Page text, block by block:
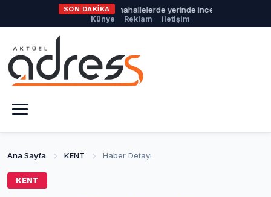
SON DAKİKA
Belediyesi’nden mahallelerde yerinde inceleme
Künye Reklam iletişim
Ana Sayfa KENT Haber Detayı
KENT